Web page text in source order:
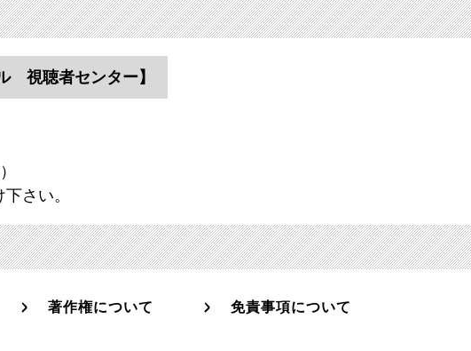
視聴者センター】
さい。
著作権について 免責事項について